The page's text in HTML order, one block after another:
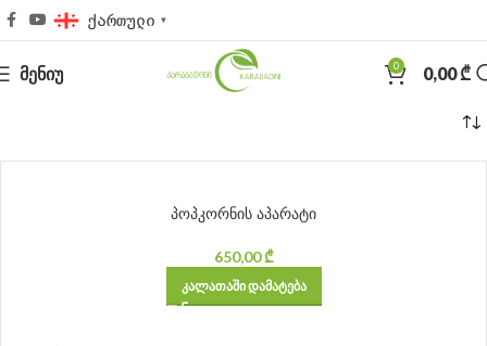
ქართული ▼
ᲛᲔᲜᲘᲣ 0 0,00₾
პოპკორნის აპარატი
650,00₾
ᲙᲐᲚᲐᲗᲐᲨᲘ ᲓᲐᲛᲐᲢᲔᲑᲐ